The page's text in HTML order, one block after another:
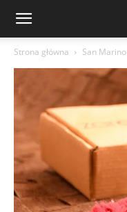
Strona główna San Marino